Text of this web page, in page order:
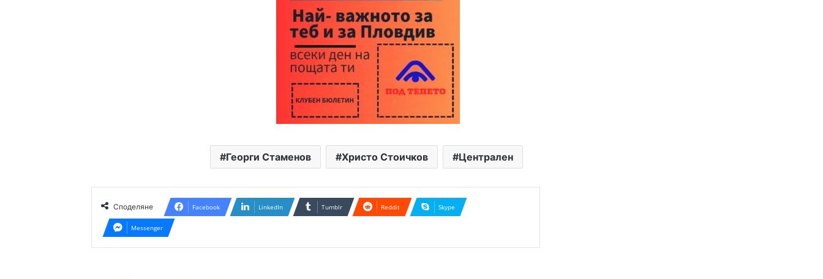
Георги Стаменов Христо Стоичков Централен
Споделяне Facebook LinkedIn Tumblr Reddit Skype
Messenger